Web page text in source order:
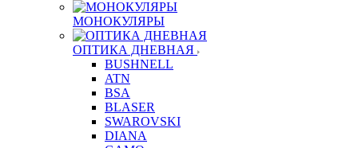
МОНОКУЛЯРЫ
ОПТИКА ДНЕВНАЯ
BUSHNELL
ATN
BSA
BLASER
SWAROVSKI
DIANA